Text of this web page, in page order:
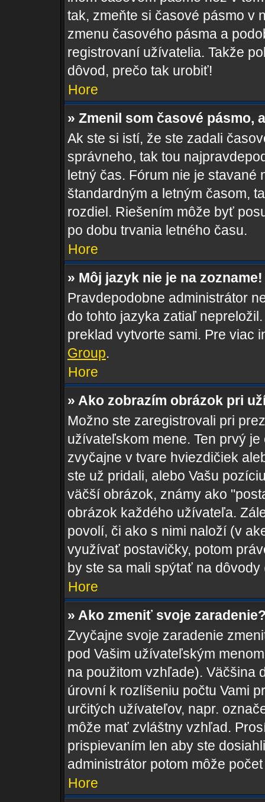
tak, zmeňte si časové pásmo v
zmenu časového pásma a
registrovaní užívatelia. Takže
dôvod, prečo tak urobiť!
Hore
» Zmenil som časové pásmo,
Ak ste si istí, že ste zadali
správneho, tak tou
letný čas. Fórum nie je stavané
štandardným a letným časom,
rozdiel. Riešením môže byť
po dobu trvania letného času.
Hore
» Môj jazyk nie je na zozname!
Pravdepodobne administrátor
do tohto jazyka zatiaľ
preklad vytvorte sami. Pre viac
Group.
Hore
» Ako zobrazím obrázok pri
Možno ste zaregistrovali pri
užívateľskom mene. Ten prvý
zvyčajne v tvare hviezdičiek
ste už pridali, alebo Vašu
väčší obrázok, známy ako
obrázok každého užívateľa.
povolí, či ako s nimi naloží (v
využívať postavičky, potom
by ste sa mali spýtať na
Hore
» Ako zmeniť svoje
Zvyčajne svoje zaradenie
pod Vašim užívateľským
na použitom vzhľade). Väčšina
úrovní k rozlíšeniu počtu Vami
určitých užívateľov, napr.
môže mať zvláštny vzhľad.
prispievaním len aby ste
administrátor potom môže
Hore